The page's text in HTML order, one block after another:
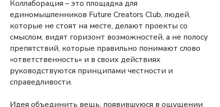
Коллаборация – это площадка для
единомышленников Future Creators Club, людей,
которые не стоят на месте, делают проекты со
смыслом, видят горизонт возможностей, а не полосу
препятствий, которые правильно понимают слово
«ответственность» и в своих действиях
руководствуются принципами честности и
справедливости.
Идея объединить вещь, появившуюся в ощущении